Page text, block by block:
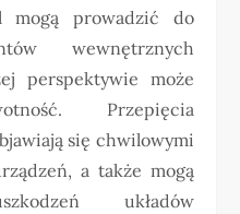
mogą prowadzić do
wewnętrznych
perspektywie może
Przepięcia
się chwilowymi
a także mogą
układów